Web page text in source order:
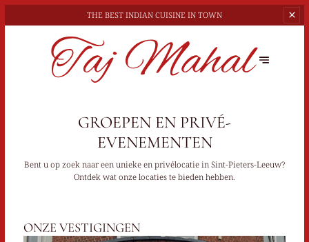
THE BEST INDIAN CUISINE IN TOWN
GROEPEN EN PRIVÉ-
EVENEMENTEN
Bent u op zoek naar een unieke en privélocatie in Sint-Pieters-Leeuw?
Ontdek wat onze locaties te bieden hebben.
ONZE VESTIGINGEN